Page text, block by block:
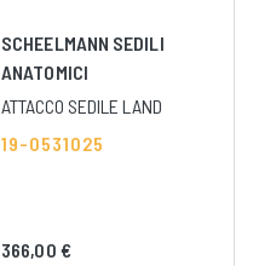
SCHEELMANN SEDILI
ANATOMICI
ATTACCO SEDILE LAND
19-0531025
366,00 €